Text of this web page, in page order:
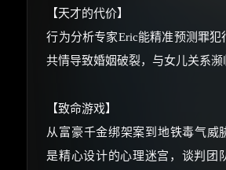
【天才的代价】
行为分析专家Eric能精准预测罪犯
共情导致婚姻破裂，与女儿关系濒
【致命游戏】
从富豪千金绑架案到地铁毒气威
是精心设计的心理迷宫，谈判团
如夸克12个月送14天 最低
价格有浮动，请直接搜索查
还有支付宝现金红包、外卖
☕ 海外大侠？通过 Ko-fi